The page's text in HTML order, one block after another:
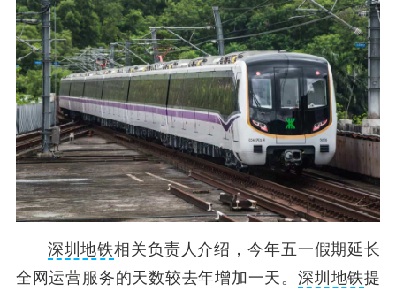
深圳地铁相关负责人介绍，今年五一假期延长
全网运营服务的天数较去年增加一天。深圳地铁提